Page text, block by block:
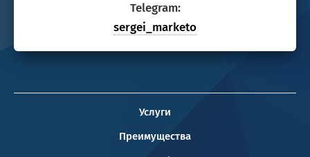
Telegram:
sergei_marketo
Услуги
Преимущества